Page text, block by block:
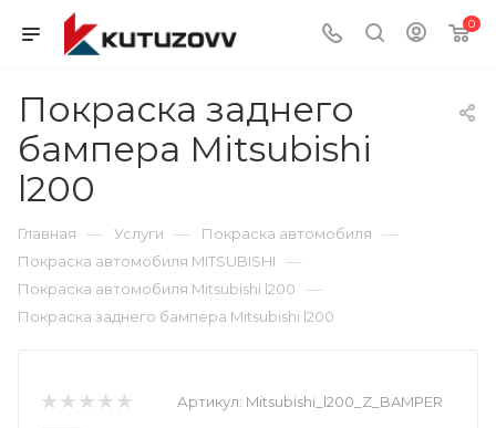
0
Покраска заднего
бампера Mitsubishi
l200
Главная — Услуги — Покраска автомобиля —
Покраска автомобиля MITSUBISHI —
Покраска автомобиля Mitsubishi l200 —
Покраска заднего бампера Mitsubishi l200
Артикул: Mitsubishi_l200_Z_BAMPER